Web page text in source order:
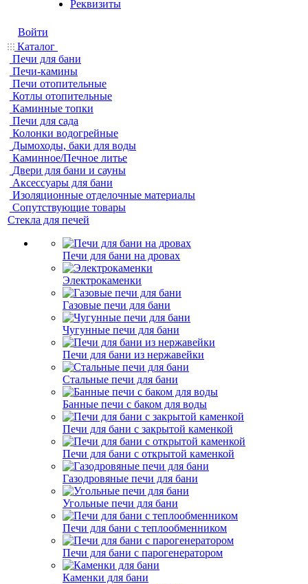
Реквизиты
Войти
Каталог
Печи для бани
Печи-камины
Печи отопительные
Котлы отопительные
Каминные топки
Печи для сада
Колонки водогрейные
Дымоходы, баки для воды
Каминное/Печное литье
Двери для бани и сауны
Аксессуары для бани
Изоляционные отделочные материалы
Сопутствующие товары
Стекла для печей
Печи для бани на дровах
Электрокаменки
Газовые печи для бани
Чугунные печи для бани
Печи для бани из нержавейки
Стальные печи для бани
Банные печи с баком для воды
Печи для бани с закрытой каменкой
Печи для бани с открытой каменкой
Газодровяные печи для бани
Угольные печи для бани
Печи для бани с теплообменником
Печи для бани с парогенератором
Каменки для бани